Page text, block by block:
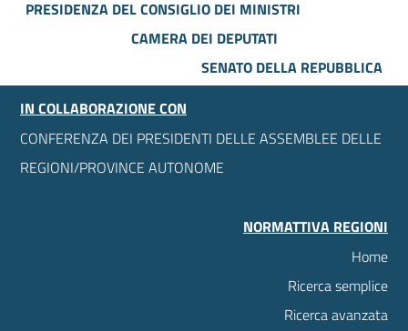
PRESIDENZA DEL CONSIGLIO DEI MINISTRI
CAMERA DEI DEPUTATI
SENATO DELLA REPUBBLICA
IN COLLABORAZIONE CON
CONFERENZA DEI PRESIDENTI DELLE ASSEMBLEE DELLE
REGIONI/PROVINCE AUTONOME
NORMATTIVA REGIONI
Home
Ricerca semplice
Ricerca avanzata